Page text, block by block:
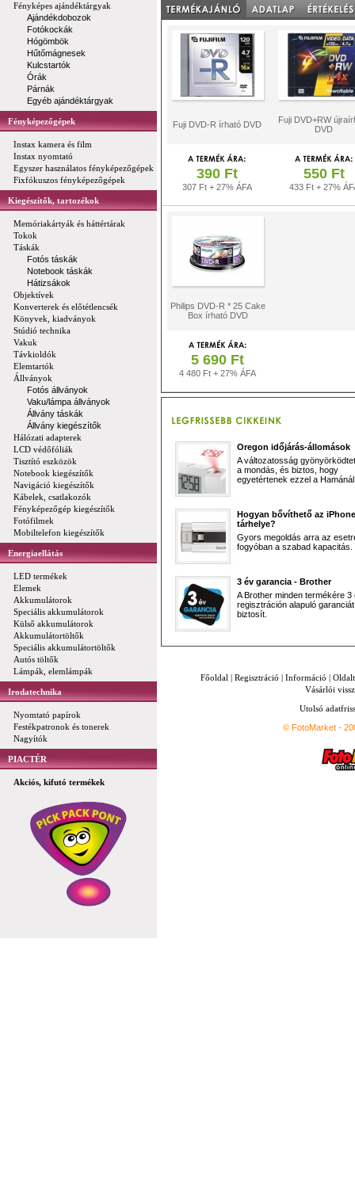
Fényképes ajándéktárgyak
Ajándékdobozok
Fotókockák
Hógömbök
Hűtőmágnesek
Kulcstartók
Órák
Párnák
Egyéb ajándéktárgyak
Fényképezőgépek
Instax kamera és film
Instax nyomtató
Egyszer használatos fényképezőgépek
Fixfókuszos fényképezőgépek
Kiegészítők, tartozékok
Memóriakártyák és háttértárak
Tokok
Táskák
Fotós táskák
Notebook táskák
Hátizsákok
Objektívek
Konverterek és előtétlencsék
Könyvek, kiadványok
Stúdió technika
Vakuk
Távkioldók
Elemtartók
Állványok
Fotós állványok
Vaku/lámpa állványok
Állvány táskák
Állvány kiegészítők
Hálózati adapterek
LCD védőfóliák
Tisztító eszközök
Notebook kiegészítők
Navigáció kiegészítők
Kábelek, csatlakozók
Fényképezőgép kiegészítők
Fotófilmek
Mobiltelefon kiegészítők
Energiaellátás
LED termékek
Elemek
Akkumulátorok
Speciális akkumulátorok
Külső akkumulátorok
Akkumulátortöltők
Speciális akkumulátortöltők
Autós töltők
Lámpák, elemlámpák
Irodatechnika
Nyomtató papírok
Festékpatronok és tonerek
Nagyítók
PIACTÉR
Akciós, kifutó termékek
Fuji DVD-R írható DVD
Fuji DVD+RW
DVD
390 Ft
307 Ft + 27% ÁFA
550 Ft
433 Ft + 27%
Philips DVD-R * 25 Cake
Box írható DVD
5 690 Ft
4 480 Ft + 27% ÁFA
Oregon időjárás-állomások
A változatosság
a mondás, és biztos, hogy
egyetértenek ezzel a
Hogyan bővíthető az iPhone
tárhelye?
Gyors megoldás arra az
fogyóban a szabad kapacitás.
3 év garancia - Brother
A Brother minden termékére 3
regisztráción alapuló garanciát
biztosít.
Főoldal | Regisztráció | Információ |
Vásárlói
Utolsó
© FotoMarket -